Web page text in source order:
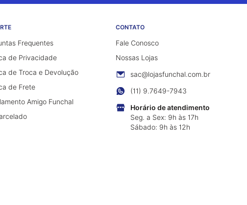
Frequentes
de Privacidade
de Troca e Devolução
de Frete
Amigo Funchal
CONTATO
Fale Conosco
Nossas Lojas
sac@lojasfunchal.com.br
(11) 9.7649-7943
Horário de atendimento
Seg. a Sex: 9h às 17h
Sábado: 9h às 12h